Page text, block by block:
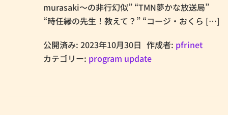
murasaki～の非行幻似” “TMN夢かな放送局”
“時任縁の先生！教えて？” “コージ・おくら […]
公開済み: 2023年10月30日 作成者: pfrinet
カテゴリー: program update